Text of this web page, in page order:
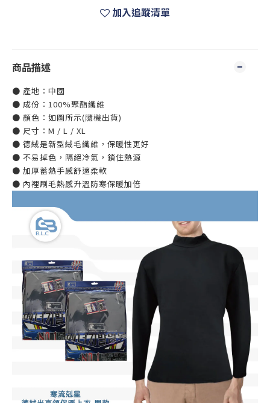
加入追蹤清單
商品描述
● 產地：中國
● 成份：100%聚酯纖維
● 顏色：如圖所示(隨機出貨)
● 尺寸：M / L / XL
● 德絨是新型絨毛纖維，保暖性更好
● 不易掉色，隔絕冷氣，鎖住熱源
● 加厚蓄熱手感舒適柔軟
● 內裡刷毛熱感升溫防寒保暖加倍